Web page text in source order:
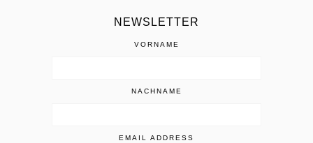
NEWSLETTER
VORNAME
NACHNAME
EMAIL ADDRESS